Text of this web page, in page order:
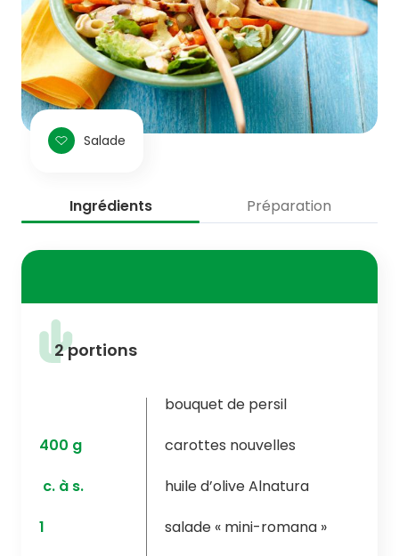
Salade
Ingrédients Préparation
2 portions
bouquet de persil
400 g
carottes nouvelles
c. à s.
huile d’olive Alnatura
1
salade « mini-romana »